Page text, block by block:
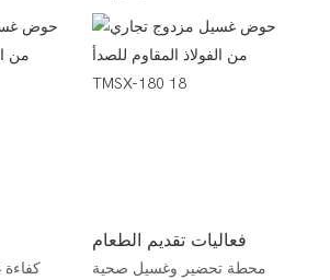
فعاليات تقديم الطعام
محطة تحضير وغسيل صحية